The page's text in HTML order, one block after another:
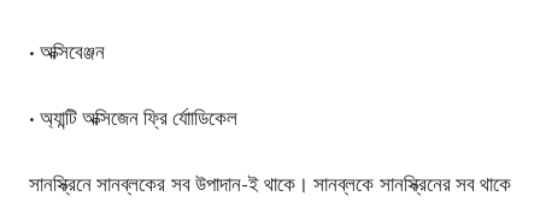
• অক্সিবেঞ্জন
• অ্যান্টি অক্সিজেন ফ্রি র্যাোডিকেল
সানস্ক্রিনে সানব্লকের সব উপাদান-ই থাকে। সানব্লকে সানস্ক্রিনের সব থাকে